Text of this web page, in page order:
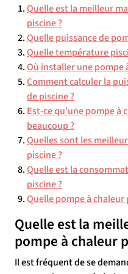
Quelle est la meilleur
piscine ?
Quelle puissance de
Quelle température
Où installer une pompe
Comment calculer la
de piscine ?
Est-ce qu’une pompe à
beaucoup ?
Quelles sont les
piscine ?
Quelle est la
piscine ?
Quelle pompe à chaleur
Quelle est la
pompe à chaleur
Il est fréquent de se